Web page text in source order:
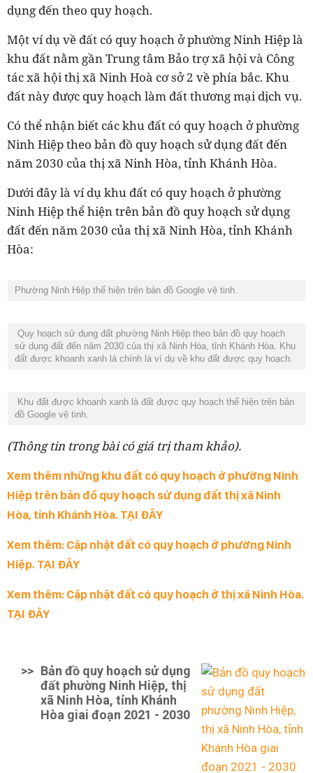
dụng đến theo quy hoạch.
Một ví dụ về đất có quy hoạch ở phường Ninh Hiệp là
khu đất nằm gần Trung tâm Bảo trợ xã hội và Công
tác xã hội thị xã Ninh Hoà cơ sở 2 về phía bắc. Khu
đất này được quy hoạch làm đất thương mại dịch vụ.
Có thể nhận biết các khu đất có quy hoạch ở phường
Ninh Hiệp theo bản đồ quy hoạch sử dụng đất đến
năm 2030 của thị xã Ninh Hòa, tỉnh Khánh Hòa.
Dưới đây là ví dụ khu đất có quy hoạch ở phường
Ninh Hiệp thể hiện trên bản đồ quy hoạch sử dụng
đất đến năm 2030 của thị xã Ninh Hòa, tỉnh Khánh
Hòa:
Phường Ninh Hiệp thể hiện trên bản đồ Google vệ tinh.
Quy hoạch sử dụng đất phường Ninh Hiệp theo bản đồ quy hoạch
sử dụng đất đến năm 2030 của thị xã Ninh Hòa, tỉnh Khánh Hòa. Khu
đất được khoanh xanh lá chính là ví dụ về khu đất được quy hoạch.
Khu đất được khoanh xanh là đất được quy hoạch thể hiện trên bản
đồ Google vệ tinh.
(Thông tin trong bài có giá trị tham khảo).
Xem thêm những khu đất có quy hoạch ở phường Ninh
Hiệp trên bản đồ quy hoạch sử dụng đất thị xã Ninh
Hòa, tỉnh Khánh Hòa. TẠI ĐÂY
Xem thêm: Cập nhật đất có quy hoạch ở phường Ninh
Hiệp. TẠI ĐÂY
Xem thêm: Cập nhật đất có quy hoạch ở thị xã Ninh Hòa.
TẠI ĐÂY
>> Bản đồ quy hoạch sử dụng
đất phường Ninh Hiệp, thị
xã Ninh Hòa, tỉnh Khánh
Hòa giai đoạn 2021 - 2030